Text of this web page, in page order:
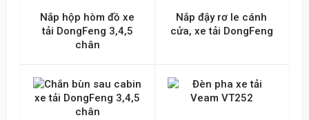
Nắp hộp hòm đồ xe
tải DongFeng 3,4,5
chân
Nắp đậy rơ le cánh
cửa, xe tải DongFeng